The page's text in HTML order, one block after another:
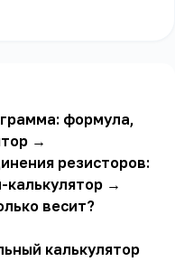
формула,
→
резисторов:
→
весит?
калькулятор